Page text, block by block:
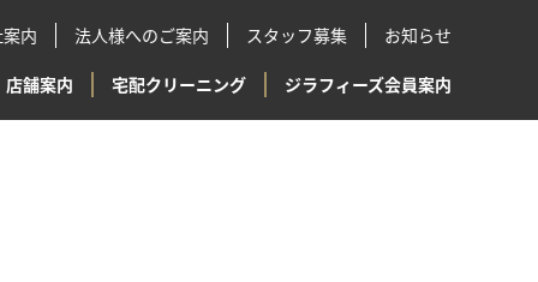
内 法人様へのご案内 スタッフ募集 お知らせ
店舗案内 宅配クリーニング ジラフィーズ会員案内